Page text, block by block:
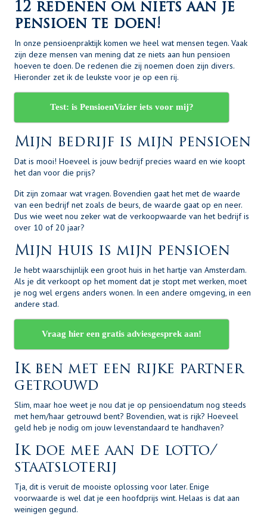
12 redenen om niets aan je
pensioen te doen!
In onze pensioenpraktijk komen we heel wat mensen tegen. Vaak
zijn deze mensen van mening dat ze niets aan hun pensioen
hoeven te doen. De redenen die zij noemen doen zijn divers.
Hieronder zet ik de leukste voor je op een rij.
Test: is PensioenVizier iets voor mij?
Mijn bedrijf is mijn pensioen
Dat is mooi! Hoeveel is jouw bedrijf precies waard en wie koopt
het dan voor die prijs?
Dit zijn zomaar wat vragen. Bovendien gaat het met de waarde
van een bedrijf net zoals de beurs, de waarde gaat op en neer.
Dus wie weet nou zeker wat de verkoopwaarde van het bedrijf is
over 10 of 20 jaar?
Mijn huis is mijn pensioen
Je hebt waarschijnlijk een groot huis in het hartje van Amsterdam.
Als je dit verkoopt op het moment dat je stopt met werken, moet
je nog wel ergens anders wonen. In een andere omgeving, in een
andere stad.
Vraag hier een gratis adviesgesprek aan!
Ik ben met een rijke partner
getrouwd
Slim, maar hoe weet je nou dat je op pensioendatum nog steeds
met hem/haar getrouwd bent? Bovendien, wat is rijk? Hoeveel
geld heb je nodig om jouw levenstandaard te handhaven?
Ik doe mee aan de lotto/
staatsloterij
Tja, dit is veruit de mooiste oplossing voor later. Enige
voorwaarde is wel dat je een hoofdprijs wint. Helaas is dat aan
weinigen gegund.